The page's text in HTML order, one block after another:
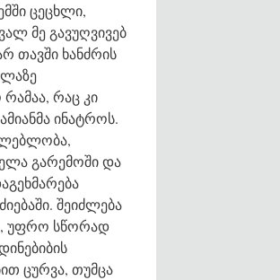
ცეცხლი,
მე გავუღვივებ
თავში ხანძრის
რაც კი
ინატროს.
გარემოში და
შეიძლება
უფრო სწორად
ცურვა, თუმცა